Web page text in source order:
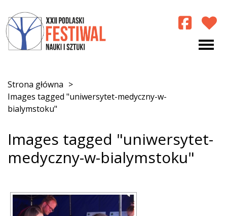
Strona główna >
Images tagged "uniwersytet-medyczny-w-
bialymstoku"
Images tagged "uniwersytet-
medyczny-w-bialymstoku"